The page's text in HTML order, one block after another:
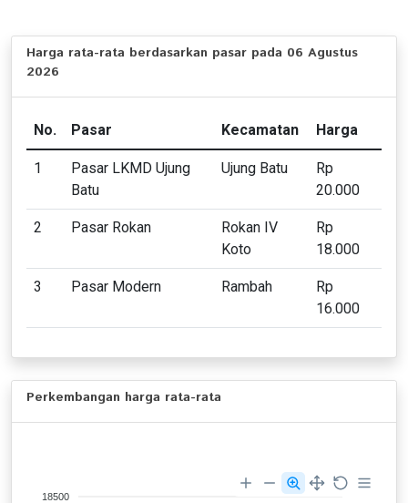
Harga rata-rata berdasarkan pasar pada 06 Agustus
2026
No. Pasar Kecamatan Harga
1
Pasar LKMD Ujung
Batu
Ujung Batu
Rp
20.000
2 Pasar Rokan
Rokan IV
Koto
Rp
18.000
3 Pasar Modern Rambah
Rp
16.000
Perkembangan harga rata-rata
18500